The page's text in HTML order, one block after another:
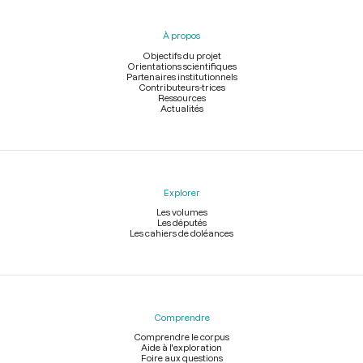
À propos
Objectifs du projet
Orientations scientifiques
Partenaires institutionnels
Contributeurs-trices
Ressources
Actualités
Explorer
Les volumes
Les députés
Les cahiers de doléances
Comprendre
Comprendre le corpus
Aide à l'exploration
Foire aux questions